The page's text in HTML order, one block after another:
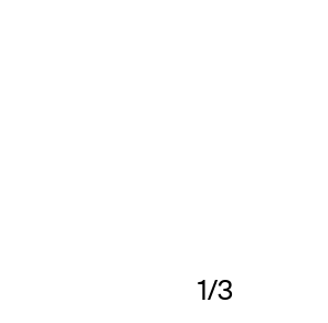
1/3